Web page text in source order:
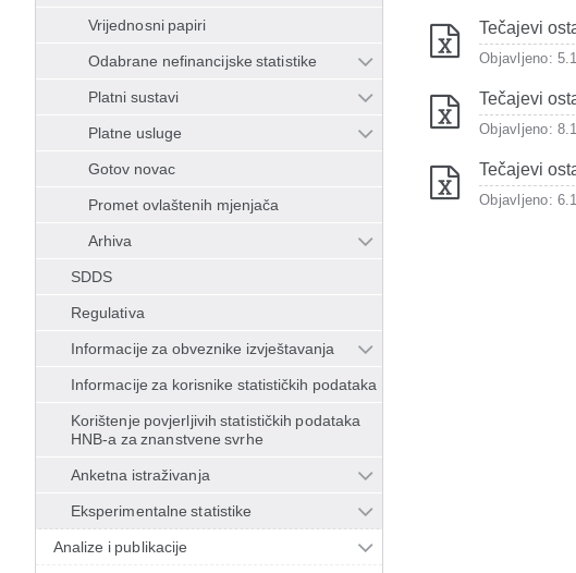
Vrijednosni papiri
Odabrane nefinancijske statistike
Platni sustavi
Platne usluge
Gotov novac
Promet ovlaštenih mjenjača
Arhiva
SDDS
Regulativa
Informacije za obveznike izvještavanja
Informacije za korisnike statističkih podataka
Korištenje povjerljivih statističkih podataka
HNB-a za znanstvene svrhe
Anketna istraživanja
Eksperimentalne statistike
Analize i publikacije
Tečajevi
Objavljeno:
Tečajevi
Objavljeno:
Tečajevi
Objavljeno: